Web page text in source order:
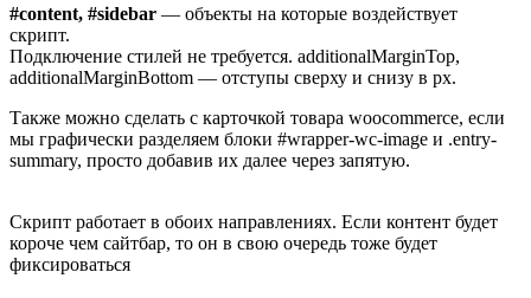
#content, #sidebar — объекты на которые воздействует
скрипт.
Подключение стилей не требуется. additionalMarginTop,
additionalMarginBottom — отступы сверху и снизу в px.
Также можно сделать с карточкой товара woocommerce, если
мы графически разделяем блоки #wrapper-wc-image и .entry-
summary, просто добавив их далее через запятую.
Cкрипт работает в обоих направлениях. Если контент будет
короче чем сайтбар, то он в свою очередь тоже будет
фиксироваться